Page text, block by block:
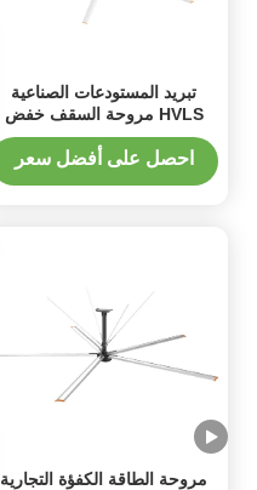
تبريد المستودعات الصناعية
HVLS مروحة السقف خفض
التهوية الكبيرة
احصل على أفضل سعر
مروحة الطاقة الكفؤة التجارية